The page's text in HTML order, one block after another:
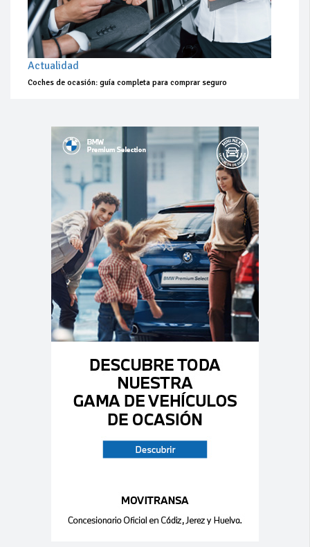
Actualidad
Coches de ocasión: guía completa para comprar seguro